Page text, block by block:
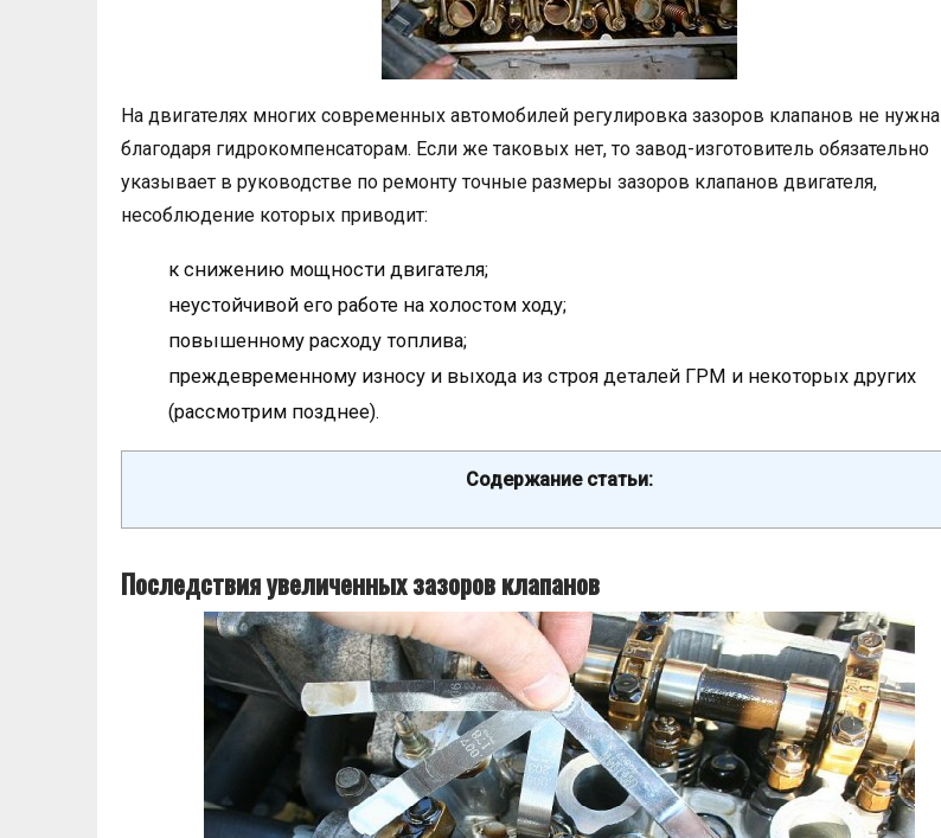
На двигателях многих современных автомобилей регулировка зазоров клапанов не нужна
благодаря гидрокомпенсаторам. Если же таковых нет, то завод-изготовитель обязательно
указывает в руководстве по ремонту точные размеры зазоров клапанов двигателя,
несоблюдение которых приводит:
к снижению мощности двигателя;
неустойчивой его работе на холостом ходу;
повышенному расходу топлива;
преждевременному износу и выхода из строя деталей ГРМ и некоторых других
(рассмотрим позднее).
Содержание статьи:
Последствия увеличенных зазоров клапанов